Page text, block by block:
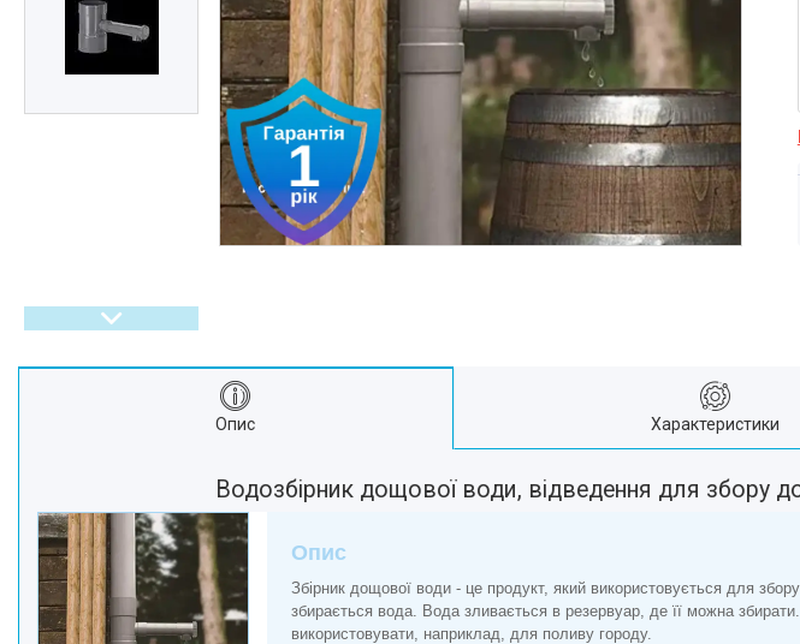
Активний відпочинок, туризм
та хобі
Краса та здоровʼя
Для тварин
Світ інструмента
Техніка для Кухні
Для тварин
Продукти Живлення
Посуд
Опис Характеристики
Водозбірник дощової води, відведення для збору
Опис
Збірник дощової води - це продукт, який використовується для
збирається вода. Вода зливається в резервуар, де її можна
використовувати, наприклад, для поливу городу.